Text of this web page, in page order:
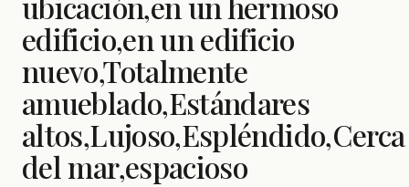
edificio,en un edificio
nuevo,Totalmente
amueblado,Estándares
altos,Lujoso,Espléndido,Cerca
del mar,espacioso